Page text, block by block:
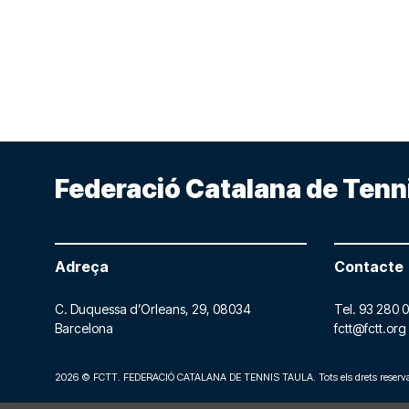
Federació Catalana de
Adreça
C. Duquessa d’Orleans, 29, 08034
Barcelona
Contacte
Tel. 93 280
fctt@fctt.org
2026 © FCTT. FEDERACIÓ CATALANA DE TENNIS TAULA. Tots els drets